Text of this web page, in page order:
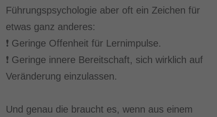
Führungspsychologie aber oft ein Zeichen für
etwas ganz anderes:
❗ Geringe Offenheit für Lernimpulse.
❗ Geringe innere Bereitschaft, sich wirklich auf
Veränderung einzulassen.
Und genau die braucht es, wenn aus einem